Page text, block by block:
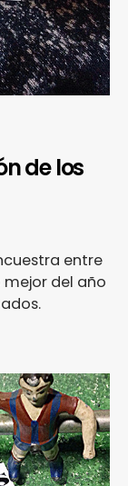
de los
entre
del año